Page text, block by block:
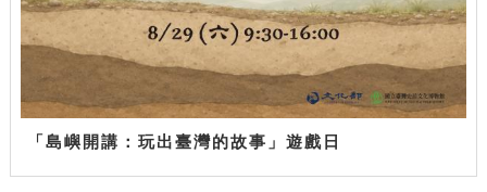
「島嶼開講：玩出臺灣的故事」遊戲日